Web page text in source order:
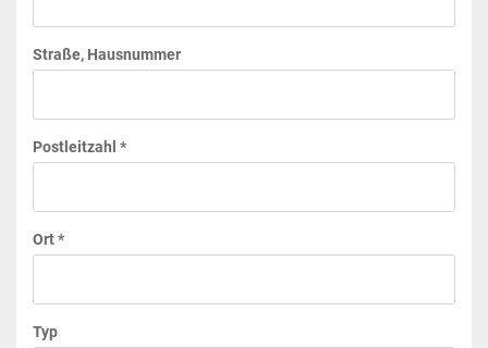
Straße, Hausnummer
Postleitzahl *
Ort *
Typ